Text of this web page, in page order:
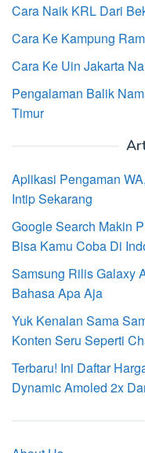
Cara Naik KRL Dari
Cara Ke Kampung
Cara Ke Uin Jakarta
Pengalaman Balik
Timur
Aplikasi Pengaman
Intip Sekarang
Google Search Makin
Bisa Kamu Coba Di
Samsung Rilis Galaxy
Bahasa Apa Aja
Yuk Kenalan Sama
Konten Seru Seperti
Terbaru! Ini Daftar
Dynamic Amoled 2x